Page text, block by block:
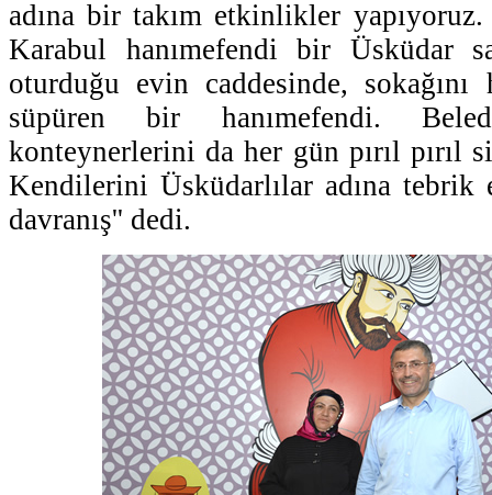
adına bir takım etkinlikler
Karabul hanımefendi bir Üsküdar
oturduğu evin caddesinde,
süpüren bir hanımefendi.
konteynerlerini da her gün pırıl pırıl
Kendilerini Üsküdarlılar adına
davranış'' dedi.